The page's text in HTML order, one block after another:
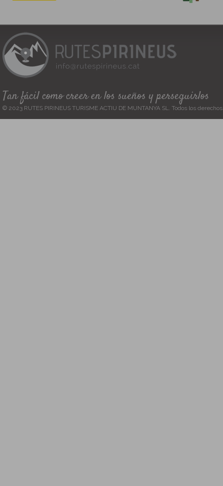
Tan fácil como creer en los sueños y perseguirlos
© 2023 RUTES PIRINEUS TURISME ACTIU DE MUNTANYA SL. Todos los